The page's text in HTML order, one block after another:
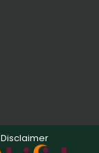
Disclaimer